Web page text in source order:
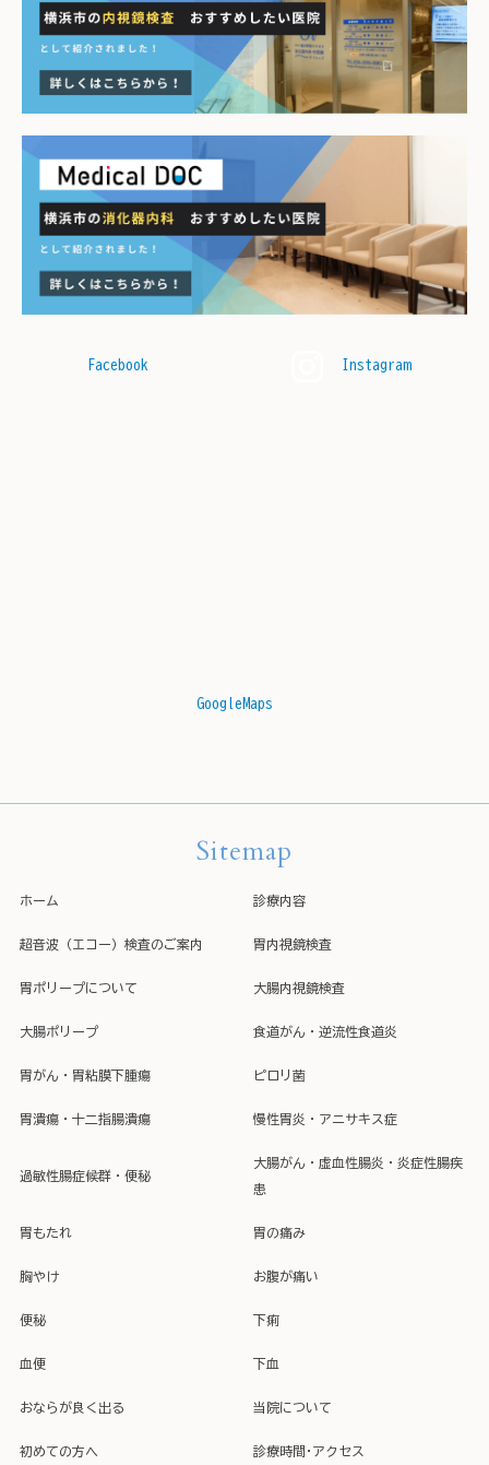
Facebook Instagram
GoogleMaps
Sitemap
ホーム 診療内容
超音波（エコー）検査のご案内 胃内視鏡検査
胃ポリープについて 大腸内視鏡検査
大腸ポリープ 食道がん・逆流性食道炎
胃がん・胃粘膜下腫瘍 ピロリ菌
胃潰瘍・十二指腸潰瘍 慢性胃炎・アニサキス症
過敏性腸症候群・便秘
大腸がん・虚血性腸炎・炎症性腸疾
患
胃もたれ 胃の痛み
胸やけ お腹が痛い
便秘 下痢
血便 下血
おならが良く出る 当院について
初めての方へ 診療時間･アクセス